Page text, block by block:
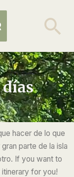
hacer de lo que
parte de la isla
If you want to
for you!